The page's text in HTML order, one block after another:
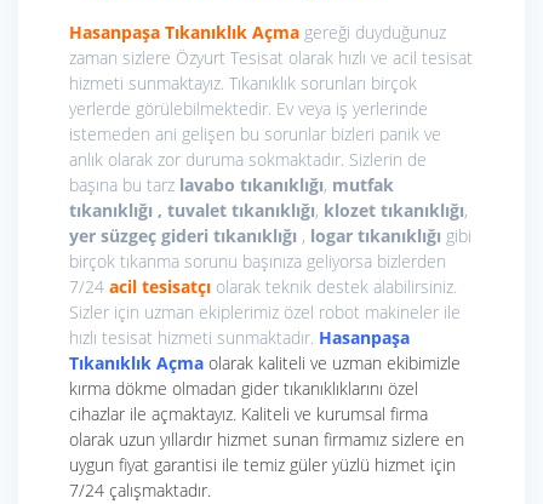
Hasanpaşa Tıkanıklık Açma gereği duyduğunuz
zaman sizlere Özyurt Tesisat olarak hızlı ve acil tesisat
hizmeti sunmaktayız. Tıkanıklık sorunları birçok
yerlerde görülebilmektedir. Ev veya iş yerlerinde
istemeden ani gelişen bu sorunlar bizleri panik ve
anlık olarak zor duruma sokmaktadır. Sizlerin de
başına bu tarz lavabo tıkanıklığı, mutfak
tıkanıklığı , tuvalet tıkanıklığı, klozet tıkanıklığı,
yer süzgeç gideri tıkanıklığı , logar tıkanıklığı gibi
birçok tıkanma sorunu başınıza geliyorsa bizlerden
7/24 acil tesisatçı olarak teknik destek alabilirsiniz.
Sizler için uzman ekiplerimiz özel robot makineler ile
hızlı tesisat hizmeti sunmaktadır. Hasanpaşa
Tıkanıklık Açma olarak kaliteli ve uzman ekibimizle
kırma dökme olmadan gider tıkanıklıklarını özel
cihazlar ile açmaktayız. Kaliteli ve kurumsal firma
olarak uzun yıllardır hizmet sunan firmamız sizlere en
uygun fiyat garantisi ile temiz güler yüzlü hizmet için
7/24 çalışmaktadır.